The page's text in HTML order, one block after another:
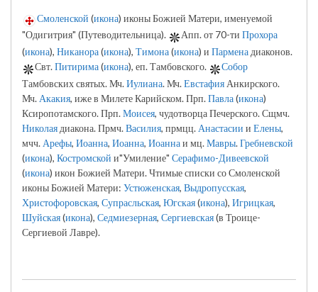
Смоленской (икона) иконы Божией Матери, именуемой
"Одигитрия" (Путеводительница).
Апп. от 70-ти Прохора
(икона), Никанора(икона), Тимона(икона) и Пармена диаконов.
Свт.Питирима(икона), еп. Тамбовского.
Собор
Тамбовских святых. Мч.Иулиана. Мч.Евстафия Анкирского.
Мч. Акакия, иже в Милете Карийском. Прп.Павла(икона)
Ксиропотамского. Прп.Моисея, чудотворца Печерского. Сщмч.
Николая диакона. Прмч.Василия, прмцц. Анастасии и Елены,
мчч. Арефы, Иоанна, Иоанна, Иоаннаи мц.Мавры.Гребневской
(икона), Костромской и"Умиление" Серафимо-Дивеевской
(икона) икон Божией Матери. Чтимые списки со Смоленской
иконы Божией Матери: Устюженская, Выдропусская,
Христофоровская, Супрасльская, Югская(икона), Игрицкая,
Шуйская(икона), Седмиезерная, Сергиевская(в Троице-
Сергиевой Лавре).